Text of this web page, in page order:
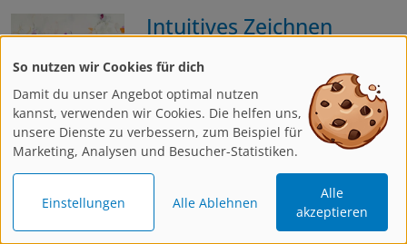
Intuitives Zeichnen
Wenn man mal nicht weiß, was man
zeichnen soll, kann man es
durchaus einmal mit einem freien,
spontanen, intuitiven Zeichnen
probieren. Regel Nummer…
Weiterlesen
So nutzen wir Cookies für dich
Damit du unser Angebot optimal nutzen
kannst, verwenden wir Cookies. Die helfen uns,
unsere Dienste zu verbessern, zum Beispiel für
Marketing, Analysen und Besucher-Statistiken.
Einstellungen Alle Ablehnen
Alle
akzeptieren